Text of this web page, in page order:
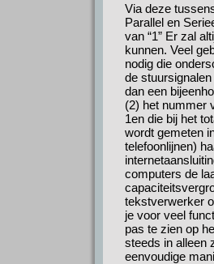
Via deze
Parallel en
van “1” Er zal
kunnen. Veel
nodig die
de
dan een
(2) het nummer
1en die bij het
wordt gemeten
telefoonlijnen)
computers de
tekstverwerker
je voor veel
pas te zien op
steeds in alleen
eenvoudige